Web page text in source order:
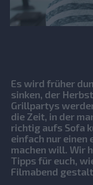
Es wird früher
sinken, der
Grillpartys
die Zeit, in der
richtig aufs Sofa
einfach nur einen
machen will. Wir
Tipps für euch,
Filmabend